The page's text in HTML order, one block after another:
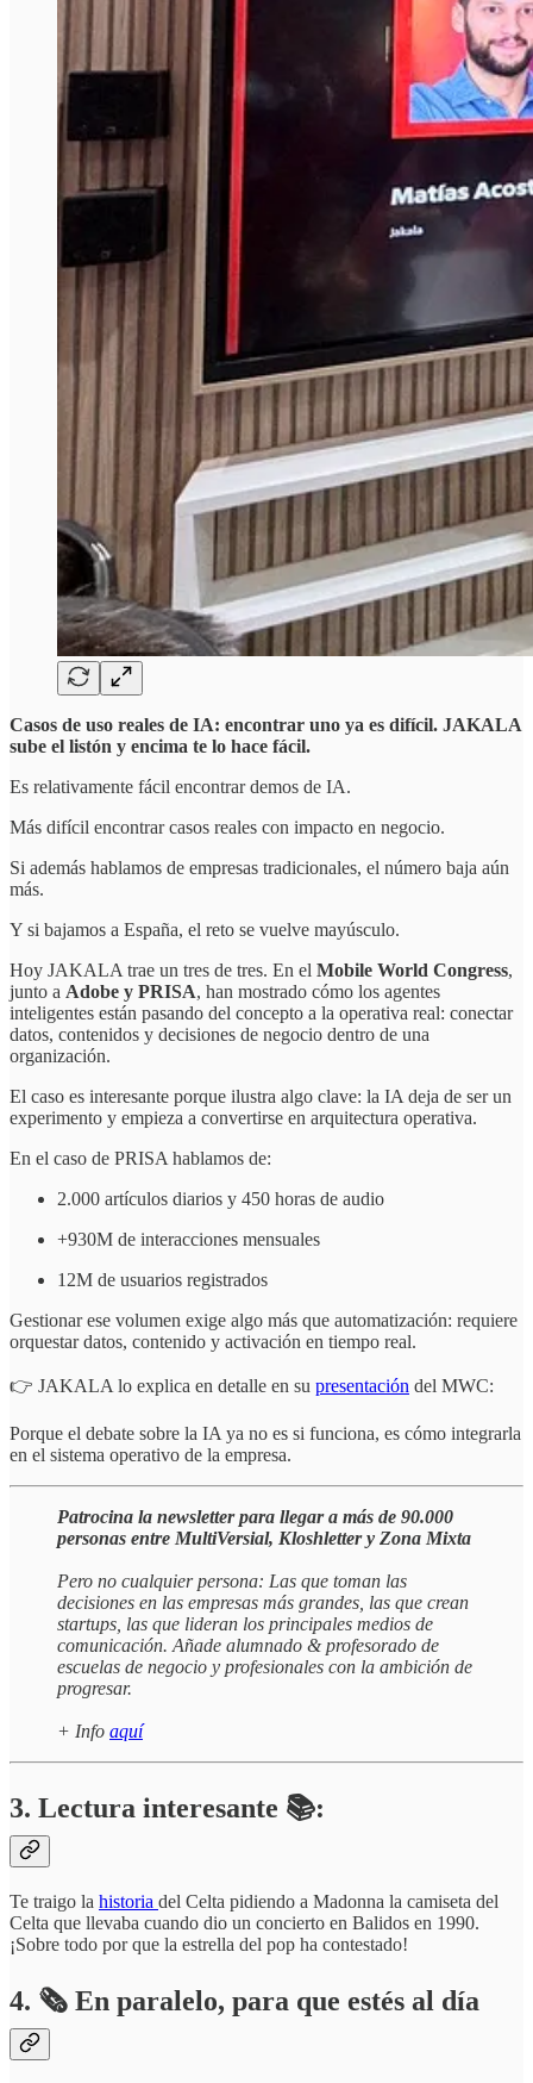
Casos de uso reales de IA: encontrar uno ya es difícil. JAKALA
sube el listón y encima te lo hace fácil.
Es relativamente fácil encontrar demos de IA.
Más difícil encontrar casos reales con impacto en negocio.
Si además hablamos de empresas tradicionales, el número baja aún
más.
Y si bajamos a España, el reto se vuelve mayúsculo.
Hoy JAKALA trae un tres de tres. En el Mobile World Congress,
junto a Adobe y PRISA, han mostrado cómo los agentes
inteligentes están pasando del concepto a la operativa real: conectar
datos, contenidos y decisiones de negocio dentro de una
organización.
El caso es interesante porque ilustra algo clave: la IA deja de ser un
experimento y empieza a convertirse en arquitectura operativa.
En el caso de PRISA hablamos de:
2.000 artículos diarios y 450 horas de audio
+930M de interacciones mensuales
12M de usuarios registrados
Gestionar ese volumen exige algo más que automatización: requiere
orquestar datos, contenido y activación en tiempo real.
👉 JAKALA lo explica en detalle en su presentación del MWC:
Porque el debate sobre la IA ya no es si funciona, es cómo integrarla
en el sistema operativo de la empresa.
Patrocina la newsletter para llegar a más de 90.000
personas entre MultiVersial, Kloshletter y Zona Mixta
Pero no cualquier persona: Las que toman las
decisiones en las empresas más grandes, las que crean
startups, las que lideran los principales medios de
comunicación. Añade alumnado & profesorado de
escuelas de negocio y profesionales con la ambición de
progresar.
+ Info aquí
3. Lectura interesante 📚:
Te traigo la historia del Celta pidiendo a Madonna la camiseta del
Celta que llevaba cuando dio un concierto en Balidos en 1990.
¡Sobre todo por que la estrella del pop ha contestado!
4. 🗞️ En paralelo, para que estés al día